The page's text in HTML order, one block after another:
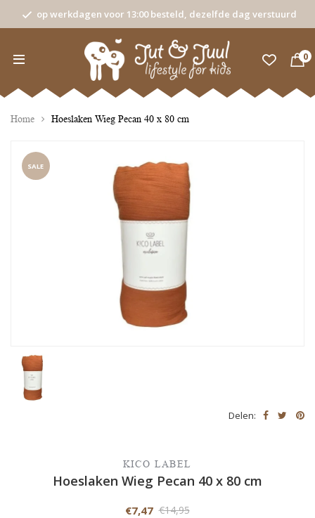
op werkdagen voor 13:00 besteld, dezelfde dag verstuurd
0
Home Hoeslaken Wieg Pecan 40 x 80 cm
SALE
Delen:
KICO LABEL
Hoeslaken Wieg Pecan 40 x 80 cm
€7,47 €14,95